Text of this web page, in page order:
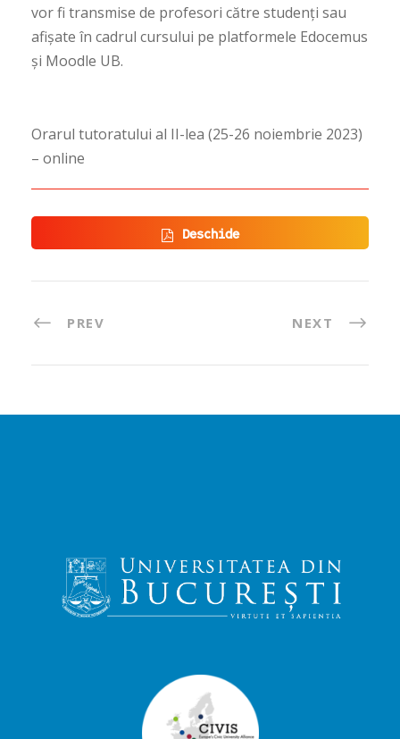
vor fi transmise de profesori către studenți sau
afișate în cadrul cursului pe platformele Edocemus
și Moodle UB.
Orarul tutoratului al II-lea (25-26 noiembrie 2023)
– online
Deschide
PREV NEXT